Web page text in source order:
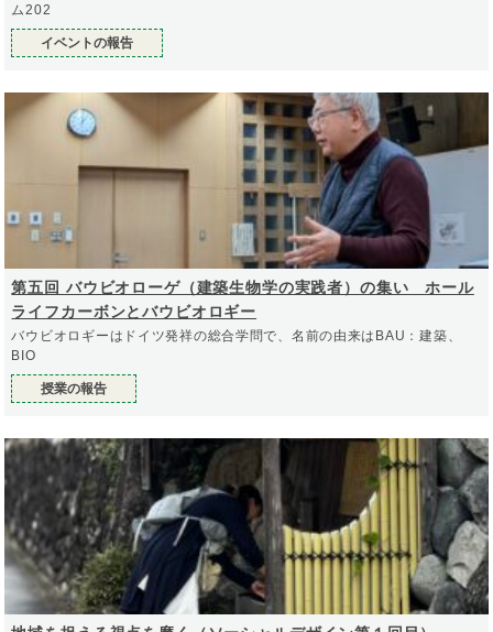
ム202
イベントの報告
第五回 バウビオローゲ（建築生物学の実践者）の集い ホール
ライフカーボンとバウビオロギー
バウビオロギーはドイツ発祥の総合学問で、名前の由来はBAU：建築、
BIO
授業の報告